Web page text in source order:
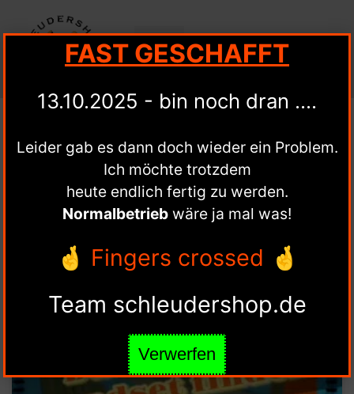
FAST GESCHAFFT
13.10.2025 - bin noch dran ....
Leider gab es dann doch wieder ein Problem.
Ich möchte trotzdem
heute endlich fertig zu werden.
Normalbetrieb wäre ja mal was!
🤞 Fingers crossed 🤞
Team schleudershop.de
Verwerfen
Das konnte ich für dich
finden ...